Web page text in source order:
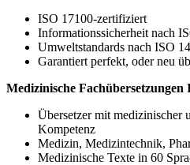
ISO 17100-zertifiziert
Informationssicherheit nach
Umweltstandards nach ISO
Garantiert perfekt, oder neu
Medizinische Fachübersetzungen
Übersetzer mit medizinischer
Kompetenz
Medizin, Medizintechnik,
Medizinische Texte in 60